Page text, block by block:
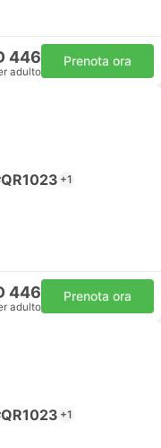
446
adulto
Prenota ora
+1
446
adulto
Prenota ora
+1